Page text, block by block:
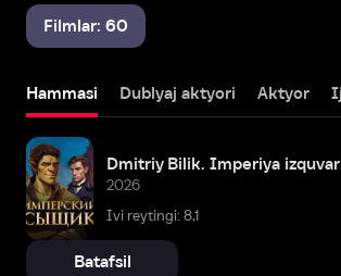
Filmlar: 60
Hammasi Dublyaj aktyori Aktyor
Dmitriy Bilik. Imperiya
2026
Ivi reytingi: 8,1
Batafsil